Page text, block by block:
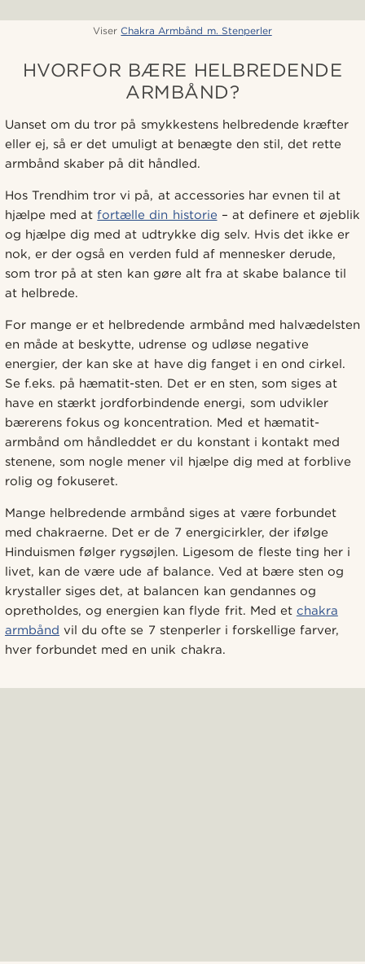
Viser Chakra Armbånd m. Stenperler
HVORFOR BÆRE HELBREDENDE
ARMBÅND?
Uanset om du tror på smykkestens helbredende kræfter
eller ej, så er det umuligt at benægte den stil, det rette
armbånd skaber på dit håndled.
Hos Trendhim tror vi på, at accessories har evnen til at
hjælpe med atfortælle din historie – at definere et øjeblik
og hjælpe dig med at udtrykke dig selv. Hvis det ikke er
nok, er der også en verden fuld af mennesker derude,
som tror på at sten kan gøre alt fra at skabe balance til
at helbrede.
For mange er et helbredende armbånd med halvædelsten
en måde at beskytte, udrense og udløse negative
energier, der kan ske at have dig fanget i en ond cirkel.
Se f.eks. på hæmatit-sten. Det er en sten, som siges at
have en stærkt jordforbindende energi, som udvikler
bærerens fokus og koncentration. Med et hæmatit-
armbånd om håndleddet er du konstant i kontakt med
stenene, som nogle mener vil hjælpe dig med at forblive
rolig og fokuseret.
Mange helbredende armbånd siges at være forbundet
med chakraerne. Det er de 7 energicirkler, der ifølge
Hinduismen følger rygsøjlen. Ligesom de fleste ting her i
livet, kan de være ude af balance. Ved at bære sten og
krystaller siges det, at balancen kan gendannes og
opretholdes, og energien kan flyde frit. Med et chakra
armbånd vil du ofte se 7 stenperler i forskellige farver,
hver forbundet med en unik chakra.